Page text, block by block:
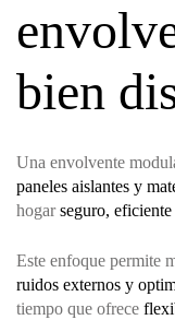
bien
Una envolvente
paneles aislantes y
hogarseguro,
Este enfoque permite
ruidos externos y
tiempo que ofrece